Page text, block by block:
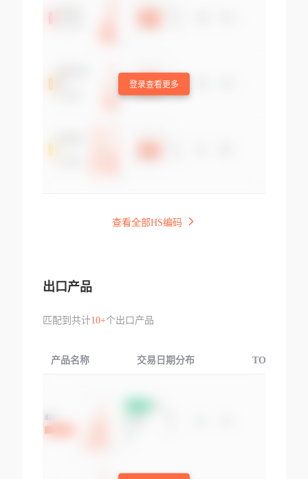
登录查看更多
查看全部HS编码
出口产品
匹配到共计10+个出口产品
产品名称 交易日期分布 TOP3交易国